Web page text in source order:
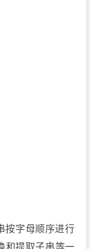
按字母顺序进行
和提取子串等一